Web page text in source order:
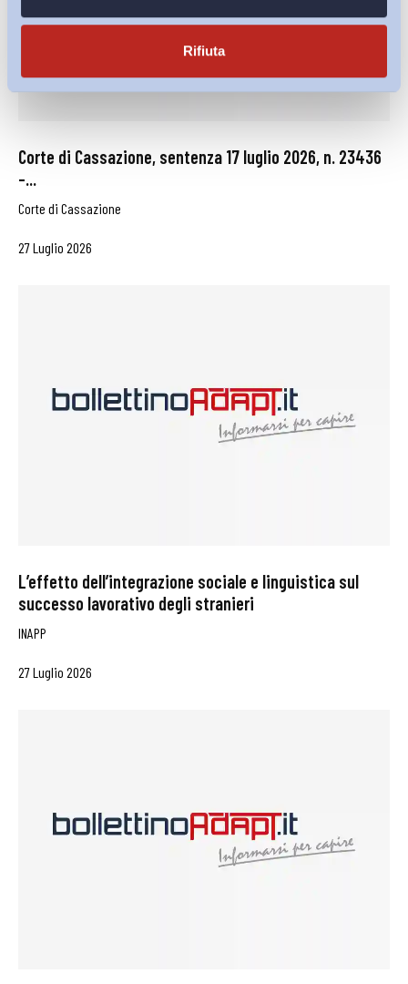
Rifiuta
Corte di Cassazione, sentenza 17 luglio 2026, n. 23436
–...
Corte di Cassazione
27 Luglio 2026
L’effetto dell’integrazione sociale e linguistica sul
successo lavorativo degli stranieri
INAPP
27 Luglio 2026